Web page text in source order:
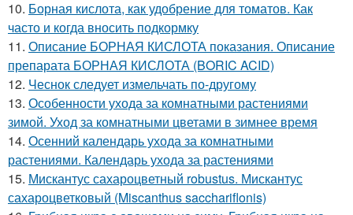
10. Борная кислота, как удобрение для томатов. Как
часто и когда вносить подкормку
11. Описание БОРНАЯ КИСЛОТА показания. Описание
препарата БОРНАЯ КИСЛОТА (BORIC ACID)
12. Чеснок следует измельчать по-другому
13. Особенности ухода за комнатными растениями
зимой. Уход за комнатными цветами в зимнее время
14. Осенний календарь ухода за комнатными
растениями. Календарь ухода за растениями
15. Мискантус сахароцветный robustus. Мискантус
сахароцветковый (Miscanthus sacchariflonis)